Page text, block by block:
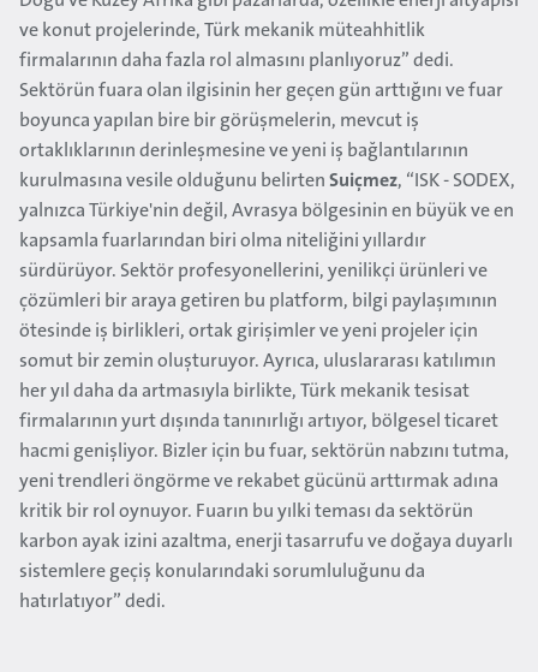
ve konut projelerinde, Türk mekanik müteahhitlik
firmalarının daha fazla rol almasını planlıyoruz” dedi.
Sektörün fuara olan ilgisinin her geçen gün arttığını ve fuar
boyunca yapılan bire bir görüşmelerin, mevcut iş
ortaklıklarının derinleşmesine ve yeni iş bağlantılarının
kurulmasına vesile olduğunu belirten Suiçmez, “ISK - SODEX,
yalnızca Türkiye'nin değil, Avrasya bölgesinin en büyük ve en
kapsamla fuarlarından biri olma niteliğini yıllardır
sürdürüyor. Sektör profesyonellerini, yenilikçi ürünleri ve
çözümleri bir araya getiren bu platform, bilgi paylaşımının
ötesinde iş birlikleri, ortak girişimler ve yeni projeler için
somut bir zemin oluşturuyor. Ayrıca, uluslararası katılımın
her yıl daha da artmasıyla birlikte, Türk mekanik tesisat
firmalarının yurt dışında tanınırlığı artıyor, bölgesel ticaret
hacmi genişliyor. Bizler için bu fuar, sektörün nabzını tutma,
yeni trendleri öngörme ve rekabet gücünü arttırmak adına
kritik bir rol oynuyor. Fuarın bu yılki teması da sektörün
karbon ayak izini azaltma, enerji tasarrufu ve doğaya duyarlı
sistemlere geçiş konularındaki sorumluluğunu da
hatırlatıyor” dedi.